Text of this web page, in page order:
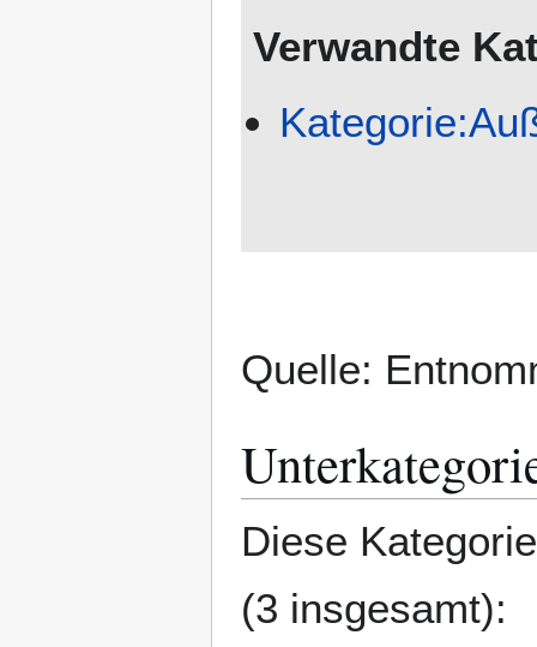
Verwandte
Quelle:
Diese
(3 insgesamt):